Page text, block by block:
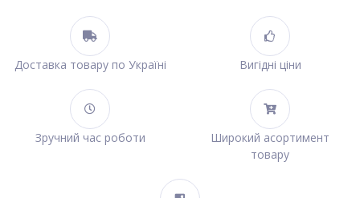
Доставка товару по Україні Вигідні ціни
Зручний час роботи
Широкий асортимент
товару